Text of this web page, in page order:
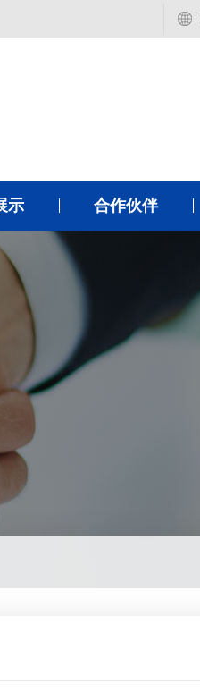
示 合作伙伴